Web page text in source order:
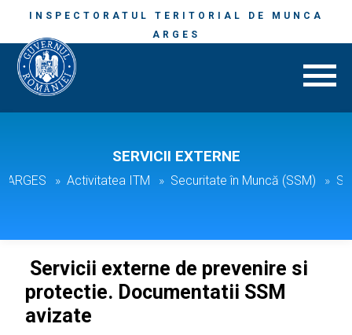
INSPECTORATUL TERITORIAL DE MUNCA
ARGES
SERVICII EXTERNE
ARGES Activitatea ITM Securitate în Muncă (SSM)
Servicii externe de prevenire si
protectie. Documentatii SSM
avizate